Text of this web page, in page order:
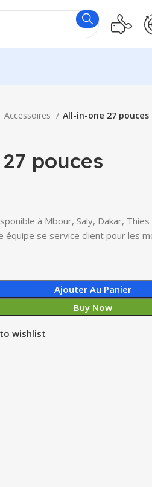
Accessoires All-in-one 27 pouces
pouces
à Mbour, Saly, Dakar,
équipe se service client pour les
Ajouter Au Panier
Buy Now
wishlist